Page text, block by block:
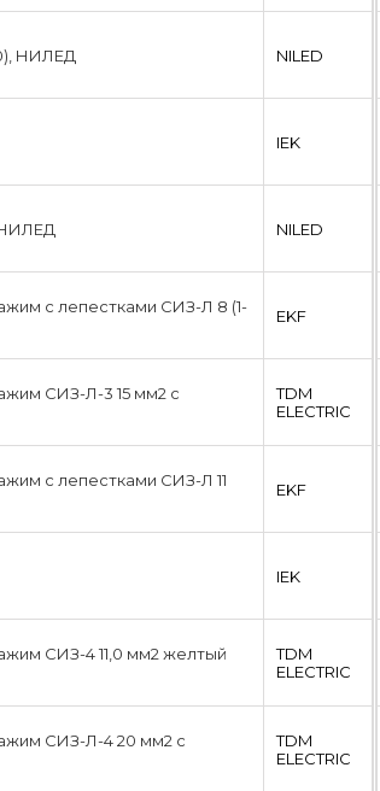
1.5...16 мм²
11...30 мм²(1)
25...150 мм²
25...50 мм²
3.0...10.0 мм²(1)
3.5...11.0 мм²(1)
35...35 мм²
4.0...16.0 мм²(1)
4.5...11 мм²(1)
50...50 мм² (1)
70...70 мм²(1)
8...24 мм²(1)
НИЛЕД NILED
IEK
NILED
с лепестками СИЗ-Л 8 (1-
EKF
СИЗ-Л-3 15 мм2 с
TDM
ЕLECTRIC
с лепестками СИЗ-Л 11
EKF
IEK
СИЗ-4 11,0 мм2 желтый
TDM
ЕLECTRIC
СИЗ-Л-4 20 мм2 с
TDM
ЕLECTRIC